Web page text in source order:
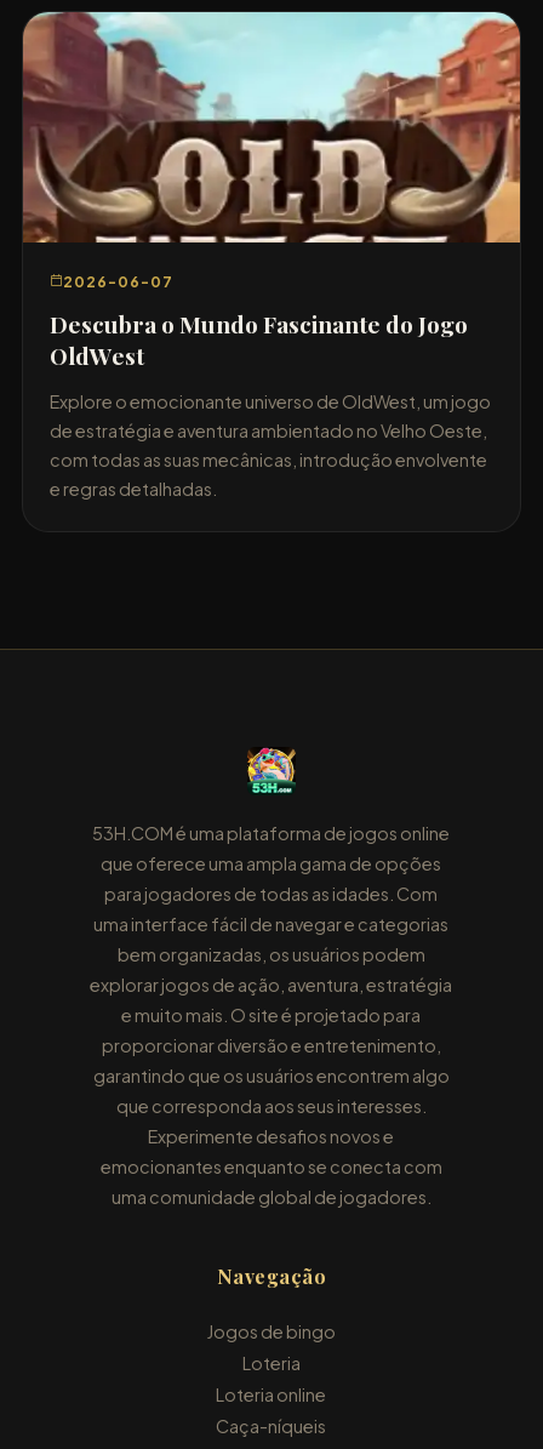
2026-06-07
Descubra o Mundo Fascinante do Jogo
OldWest
Explore o emocionante universo de OldWest, um jogo
de estratégia e aventura ambientado no Velho Oeste,
com todas as suas mecânicas, introdução envolvente
e regras detalhadas.
53H.COM é uma plataforma de jogos online
que oferece uma ampla gama de opções
para jogadores de todas as idades. Com
uma interface fácil de navegar e categorias
bem organizadas, os usuários podem
explorar jogos de ação, aventura, estratégia
e muito mais. O site é projetado para
proporcionar diversão e entretenimento,
garantindo que os usuários encontrem algo
que corresponda aos seus interesses.
Experimente desafios novos e
emocionantes enquanto se conecta com
uma comunidade global de jogadores.
Navegação
Jogos de bingo
Loteria
Loteria online
Caça-níqueis